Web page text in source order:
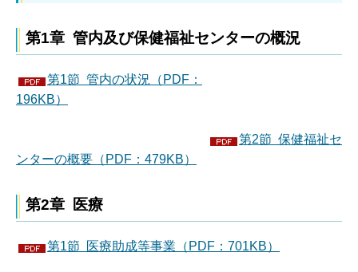
第1章 管内及び保健福祉センターの概況
第1節 管内の状況（PDF：
196KB）
第2節 保健福祉セ
ンターの概要（PDF：479KB）
第2章 医療
第1節 医療助成等事業（PDF：701KB）